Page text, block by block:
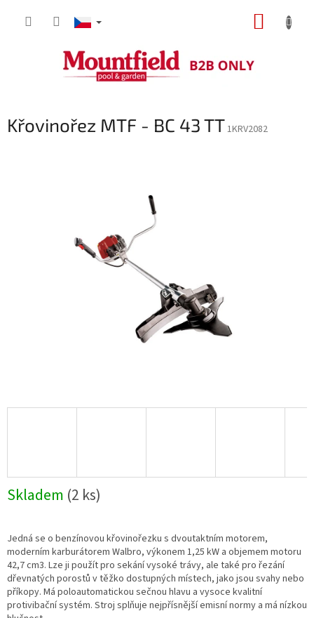
Křovinořez MTF - BC 43 TT1KRV2082
Skladem (2 ks)
Jedná se o benzínovou křovinořezku s dvoutaktním motorem,
moderním karburátorem Walbro, výkonem 1,25 kW a objemem motoru
42,7 cm3. Lze ji použít pro sekání vysoké trávy, ale také pro řezání
dřevnatých porostů v těžko dostupných místech, jako jsou svahy nebo
příkopy. Má poloautomatickou sečnou hlavu a vysoce kvalitní
protivibační systém. Stroj splňuje nejpřísnější emisní normy a má nízkou